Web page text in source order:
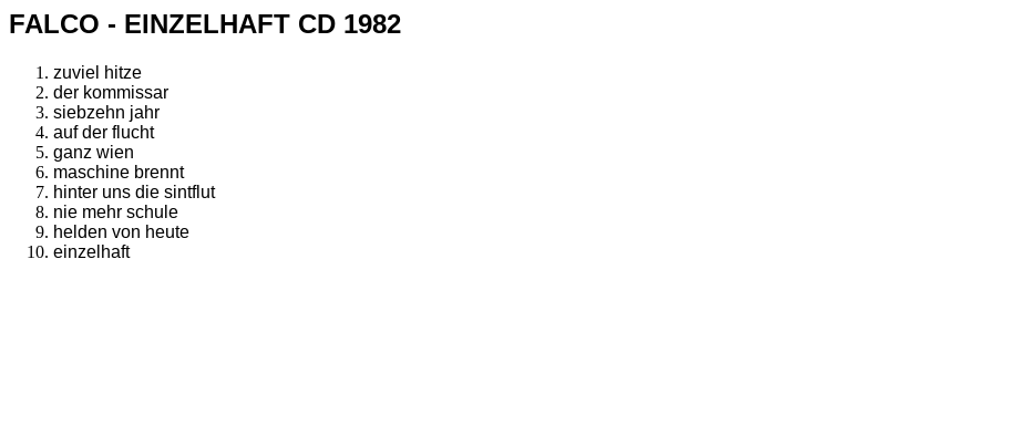
FALCO - EINZELHAFT CD 1982
zuviel hitze
der kommissar
siebzehn jahr
auf der flucht
ganz wien
maschine brennt
hinter uns die sintflut
nie mehr schule
helden von heute
einzelhaft